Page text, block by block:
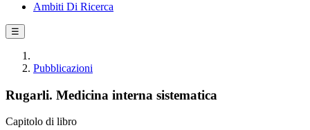
Ambiti Di Ricerca
☰
Pubblicazioni
Rugarli. Medicina interna sistematica
Capitolo di libro